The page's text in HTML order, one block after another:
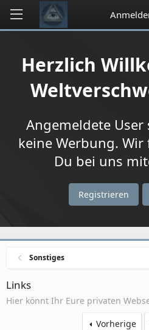
Herzlich
Angemeldete
keine Werbung.
Du bei uns
Registrieren
Sonstiges
Links
Hier könnt Ihr Eure privaten
Vorherige